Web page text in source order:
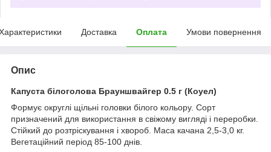
Доставка Оплата Умови повернення
Опис
Капуста білоголова Брауншвайгер 0.5 г (Коуел)
Формує округлі щільні головки білого кольору. Сорт
призначений для використання в свіжому вигляді і переробки.
Стійкий до розтріскування і хвороб. Маса качана 2,5-3,0 кг.
Вегетаційний період 85-100 днів.